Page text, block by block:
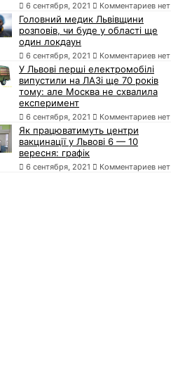
6 сентября, 2021 Комментариев нет
Головний медик Львівщини
розповів, чи буде у області ще
один локдаун
6 сентября, 2021 Комментариев нет
У Львові перші електромобілі
випустили на ЛАЗі ще 70 років
тому: але Москва не схвалила
експеримент
6 сентября, 2021 Комментариев нет
Як працюватимуть центри
вакцинації у Львові 6 — 10
вересня: графік
6 сентября, 2021 Комментариев нет